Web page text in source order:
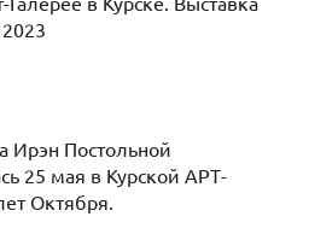
Ирэн Постольной
25 мая в Курской АРТ-
Октября.